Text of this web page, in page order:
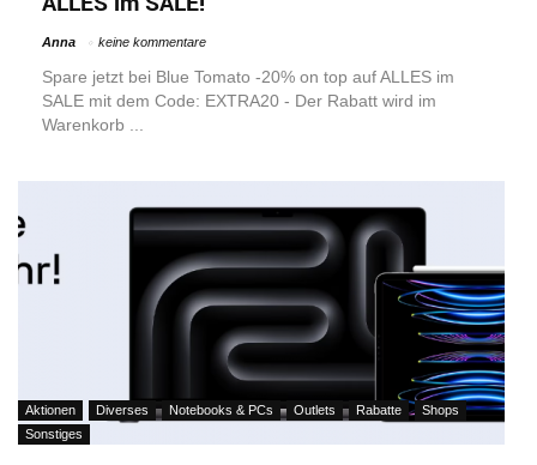
Anna keine kommentare
Spare jetzt bei Blue Tomato -20% on top auf ALLES im
SALE mit dem Code: EXTRA20 - Der Rabatt wird im
Warenkorb ...
Aktionen Diverses Notebooks & PCs Outlets Rabatte
Shops
Sonstiges